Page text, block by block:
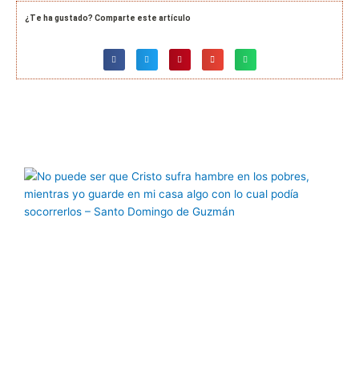
¿Te ha gustado? Comparte este artículo
PáginaPáginaPáginaPáginaPágina